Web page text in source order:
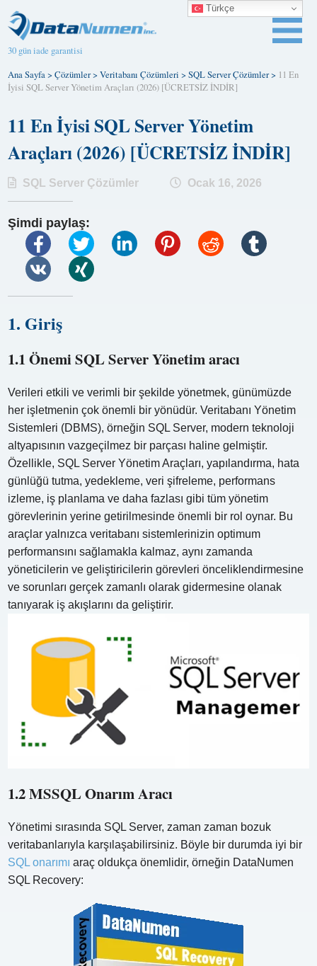
30 gün iade garantisi
Ana Sayfa>Çözümler>Veritabanı Çözümleri >SQL Server Çözümler> 11 En
İyisi SQL Server Yönetim Araçları (2026) [ÜCRETSİZ İNDİR]
11 En İyisi SQL Server Yönetim
Araçları (2026) [ÜCRETSİZ İNDİR]
SQL Server Çözümler Ocak 16, 2026
Şimdi paylaş:
1. Giriş
1.1 Önemi SQL Server Yönetim aracı
Verileri etkili ve verimli bir şekilde yönetmek, günümüzde
her işletmenin çok önemli bir yönüdür. Veritabanı Yönetim
Sistemleri (DBMS), örneğin SQL Server, modern teknoloji
altyapısının vazgeçilmez bir parçası haline gelmiştir.
Özellikle, SQL Server Yönetim Araçları, yapılandırma, hata
günlüğü tutma, yedekleme, veri şifreleme, performans
izleme, iş planlama ve daha fazlası gibi tüm yönetim
görevlerinin yerine getirilmesinde önemli bir rol oynar. Bu
araçlar yalnızca veritabanı sistemlerinizin optimum
performansını sağlamakla kalmaz, aynı zamanda
yöneticilerin ve geliştiricilerin görevleri önceliklendirmesine
ve sorunları gerçek zamanlı olarak gidermesine olanak
tanıyarak iş akışlarını da geliştirir.
1.2 MSSQL Onarım Aracı
Yönetimi sırasında SQL Server, zaman zaman bozuk
veritabanlarıyla karşılaşabilirsiniz. Böyle bir durumda iyi bir
SQL onarımı araç oldukça önemlidir, örneğin DataNumen
SQL Recovery:
Türkçe